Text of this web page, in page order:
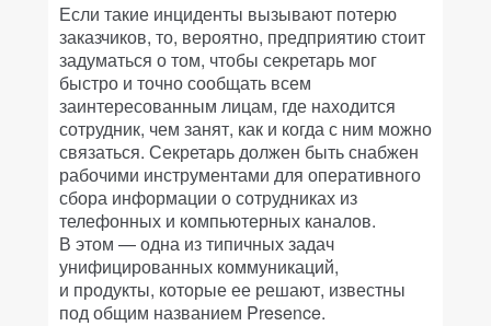
Если такие инциденты вызывают потерю
заказчиков, то, вероятно, предприятию стоит
задуматься о том, чтобы секретарь мог
быстро и точно сообщать всем
заинтересованным лицам, где находится
сотрудник, чем занят, как и когда с ним можно
связаться. Секретарь должен быть снабжен
рабочими инструментами для оперативного
сбора информации о сотрудниках из
телефонных и компьютерных каналов.
В этом — одна из типичных задач
унифицированных коммуникаций,
и продукты, которые ее решают, известны
под общим названием Presence.